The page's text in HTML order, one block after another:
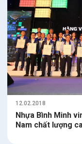
12.02.2018
Nhựa Bình Minh
Nam chất lượng